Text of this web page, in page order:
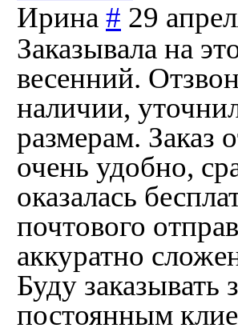
Ирина # 29
Заказывала на
весенний.
наличии,
размерам. Заказ
очень удобно,
оказалась
почтового
аккуратно
Буду
постоянным